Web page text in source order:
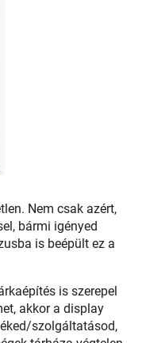
Nem csak azért,
bármi igényed
is beépült ez a
is szerepel
akkor a display
szolgáltatásod,